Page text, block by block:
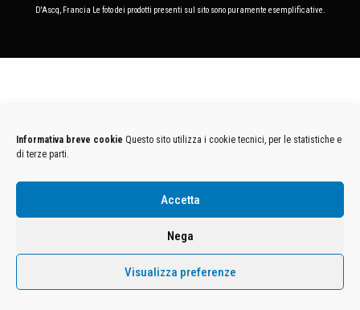
Informativa breve cookie Questo sito utilizza i cookie tecnici, per le statistiche e
di terze parti.
Accetta
Nega
Visualizza preferenze
D'Ascq, Francia Le foto dei prodotti presenti sul sito sono puramente esemplificative.